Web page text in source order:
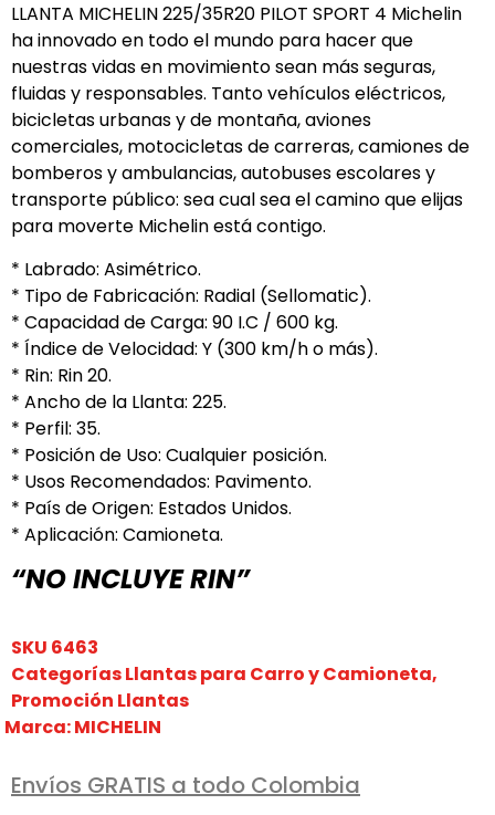
LLANTA MICHELIN 225/35R20 PILOT SPORT 4 Michelin
ha innovado en todo el mundo para hacer que
nuestras vidas en movimiento sean más seguras,
fluidas y responsables. Tanto vehículos eléctricos,
bicicletas urbanas y de montaña, aviones
comerciales, motocicletas de carreras, camiones de
bomberos y ambulancias, autobuses escolares y
transporte público: sea cual sea el camino que elijas
para moverte Michelin está contigo.
* Labrado: Asimétrico.
* Tipo de Fabricación: Radial (Sellomatic).
* Capacidad de Carga: 90 I.C / 600 kg.
* Índice de Velocidad: Y (300 km/h o más).
* Rin: Rin 20.
* Ancho de la Llanta: 225.
* Perfil: 35.
* Posición de Uso: Cualquier posición.
* Usos Recomendados: Pavimento.
* País de Origen: Estados Unidos.
* Aplicación: Camioneta.
“NO INCLUYE RIN”
SKU 6463
CategoríasLlantas para Carro y Camioneta,
Promoción Llantas
Marca:MICHELIN
Envíos GRATIS a todo Colombia